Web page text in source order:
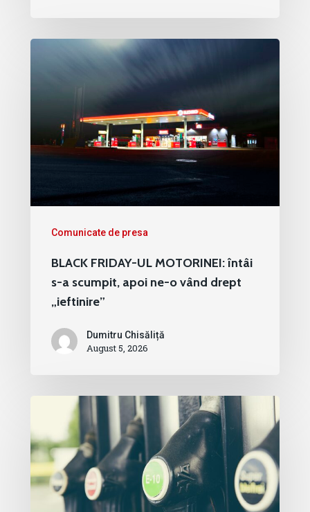
Comunicate de presa
BLACK FRIDAY-UL MOTORINEI: întâi
s-a scumpit, apoi ne-o vând drept
„ieftinire”
Dumitru Chisăliță
August 5, 2026